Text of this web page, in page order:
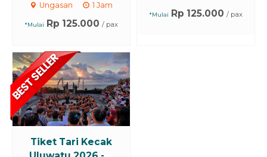
Ungasan 1 Jam
*Mulai Rp 125.000 / pax
*Mulai Rp 125.000 / pax
Tiket Tari Kecak